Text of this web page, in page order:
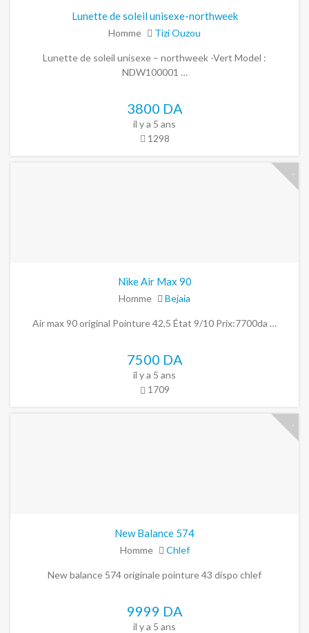
Lunette de soleil unisexe-northweek
Homme Tizi Ouzou
Lunette de soleil unisexe – northweek -Vert Model :
NDW100001 …
3800 DA
il y a 5 ans
1298
Nike Air Max 90
Homme Bejaia
Air max 90 original Pointure 42,5 État 9/10 Prix:7700da …
7500 DA
il y a 5 ans
1709
New Balance 574
Homme Chlef
New balance 574 originale pointure 43 dispo chlef
9999 DA
il y a 5 ans